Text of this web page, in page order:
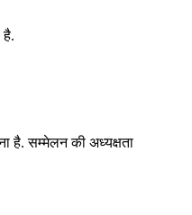
है.
है. सम्मेलन की अध्यक्षता